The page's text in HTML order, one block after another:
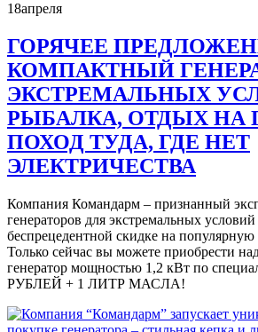
18апреля
ГОРЯЧЕЕ
КОМПАКТНЫЙ
ЭКСТРЕМАЛЬНЫХ
РЫБАЛКА, ОТДЫХ НА
ПОХОД ТУДА, ГДЕ НЕТ
ЭЛЕКТРИЧЕСТВА
Компания Командарм – признанный
генераторов для экстремальных условий
беспрецедентной скидке на
Только сейчас вы можете приобрести
генератор мощностью 1,2 кВт по
РУБЛЕЙ + 1 ЛИТР МАСЛА!